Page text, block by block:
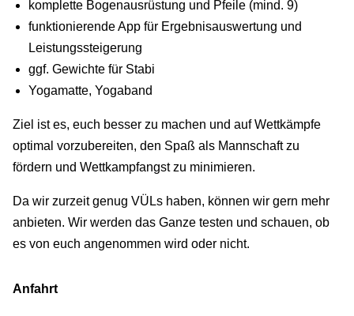
komplette Bogenausrüstung und Pfeile (mind. 9)
funktionierende App für Ergebnisauswertung und
Leistungssteigerung
ggf. Gewichte für Stabi
Yogamatte, Yogaband
Ziel ist es, euch besser zu machen und auf Wettkämpfe
optimal vorzubereiten, den Spaß als Mannschaft zu
fördern und Wettkampfangst zu minimieren.
Da wir zurzeit genug VÜLs haben, können wir gern mehr
anbieten. Wir werden das Ganze testen und schauen, ob
es von euch angenommen wird oder nicht.
Anfahrt